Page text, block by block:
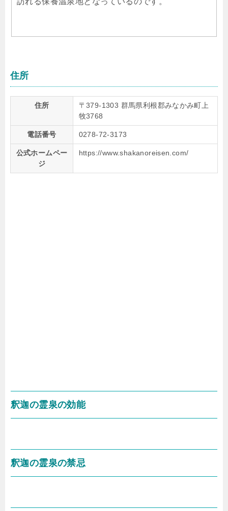
住所
住所
〒379-1303 群馬県利根郡みなかみ町上
牧3768
電話番号 0278-72-3173
公式ホームペー
ジ
https://www.shakanoreisen.com/
釈迦の霊泉の効能
釈迦の霊泉の禁忌